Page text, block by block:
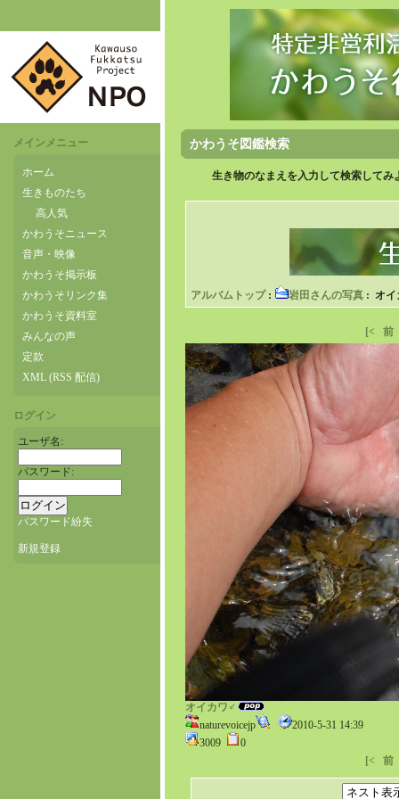
メインメニュー
ホーム
生きものたち
高人気
かわうそニュース
音声・映像
かわうそ掲示板
かわうそリンク集
かわうそ資料室
みんなの声
定款
XML (RSS 配信)
ログイン
ユーザ名:
パスワード:
パスワード紛失
新規登録
かわうそ図鑑検索
生き物のなまえを入力して検索して
アルバムトップ: 岩田さんの写真 : オイ
[< 前
オイカワ♂
naturevoicejp
2010-5-31 14:39
3009
0
[<
前